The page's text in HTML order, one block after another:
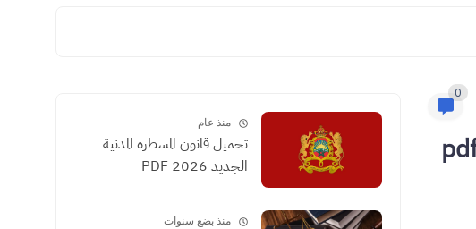
0
منذ عام
تحميل قانون المسطرة المدنية
الجديد 2026 PDF
منذ بضع سنوات